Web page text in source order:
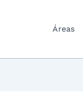
Áreas